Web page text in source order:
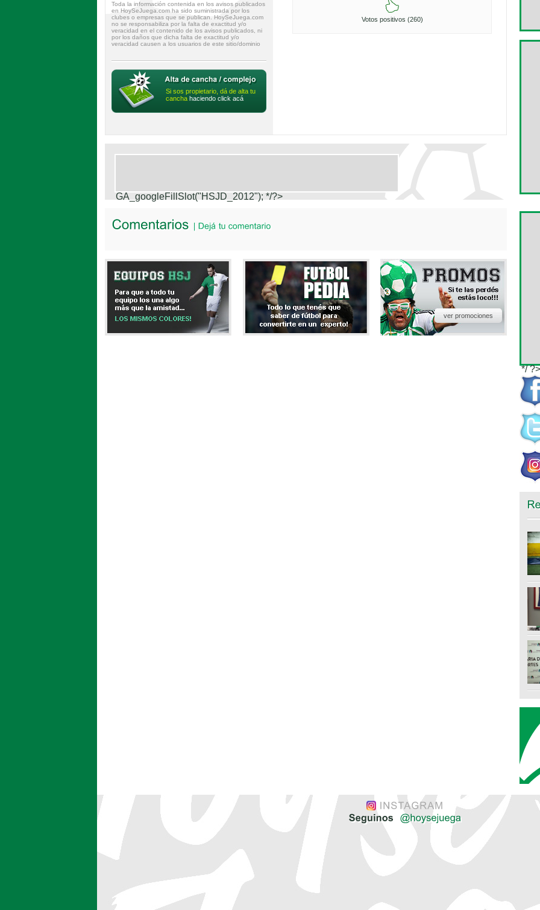
Toda la información contenida en los avisos publicados
en HoySeJuega.com ha sido suministrada por los
clubes o empresas que se publican. HoySeJuega.com
no se responsabiliza por la falta de exactitud y/o
veracidad en el contenido de los avisos publicados, ni
por los daños que dicha falta de exactitud y/o
veracidad causen a los usuarios de este sitio/dominio
Si sos propietario, dá de alta tu
cancha haciendo click acá
Votos positivos (260)
GA_googleFillSlot("HSJD_2012"); */?>
ver promociones
*/ ?>